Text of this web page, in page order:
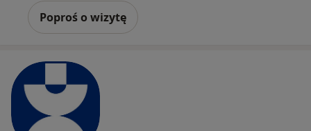
Poproś o wizytę